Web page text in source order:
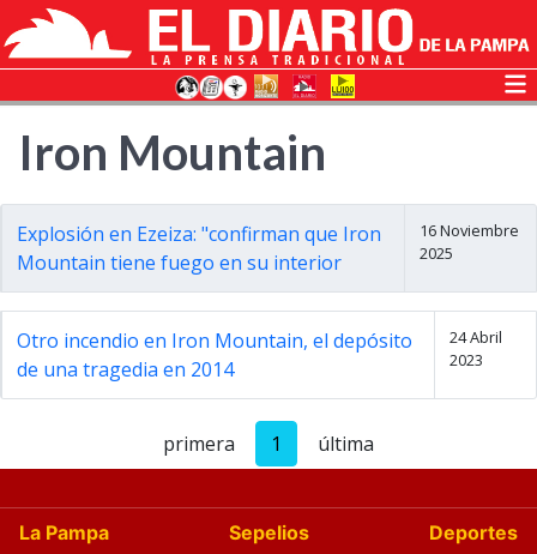
Iron Mountain
Explosión en Ezeiza: "confirman que Iron
Mountain tiene fuego en su interior
16 Noviembre
2025
Otro incendio en Iron Mountain, el depósito
de una tragedia en 2014
24 Abril
2023
primera 1 última
La Pampa Sepelios
Deportes